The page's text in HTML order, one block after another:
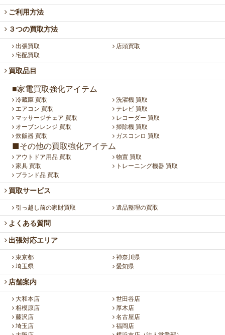
ご利用方法
３つの買取方法
出張買取
店頭買取
宅配買取
買取品目
■家電買取強化アイテム
冷蔵庫 買取
洗濯機 買取
エアコン 買取
テレビ 買取
マッサージチェア 買取
レコーダー 買取
オーブンレンジ 買取
掃除機 買取
炊飯器 買取
ガスコンロ 買取
■その他の買取強化アイテム
アウトドア用品 買取
物置 買取
家具 買取
トレーニング機器 買取
ブランド品 買取
買取サービス
引っ越し前の家財買取 遺品整理の買取
よくある質問
出張対応エリア
東京都
神奈川県
埼玉県
愛知県
店舗案内
大和本店
世田谷店
相模原店
厚木店
藤沢店
名古屋店
埼玉店
福岡店